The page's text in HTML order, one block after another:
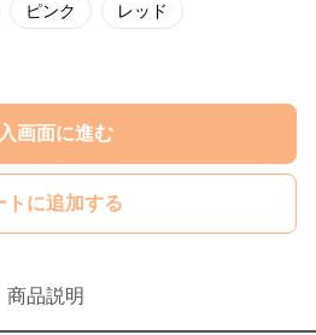
ピンク レッド
画面に進む
トに追加する
商品説明